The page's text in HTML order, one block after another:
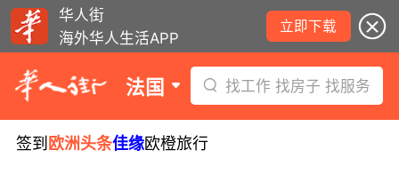
华人街
海外华人生活APP
立即下载
法国 找工作 找房子 找服务
签到 欧洲头条佳缘欧橙旅行